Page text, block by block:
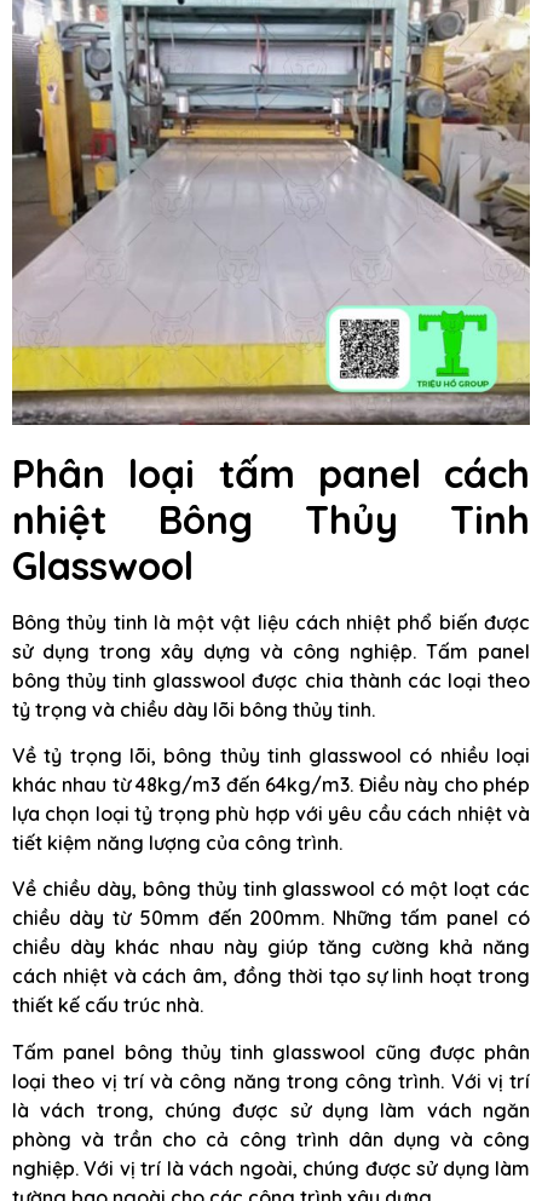
Phân loại tấm panel cách
nhiệt Bông Thủy Tinh
Glasswool
Bông thủy tinh là một vật liệu cách nhiệt phổ biến được
sử dụng trong xây dựng và công nghiệp. Tấm panel
bông thủy tinh glasswool được chia thành các loại theo
tỷ trọng và chiều dày lõi bông thủy tinh.
Về tỷ trọng lõi, bông thủy tinh glasswool có nhiều loại
khác nhau từ 48kg/m3 đến 64kg/m3. Điều này cho phép
lựa chọn loại tỷ trọng phù hợp với yêu cầu cách nhiệt và
tiết kiệm năng lượng của công trình.
Về chiều dày, bông thủy tinh glasswool có một loạt các
chiều dày từ 50mm đến 200mm. Những tấm panel có
chiều dày khác nhau này giúp tăng cường khả năng
cách nhiệt và cách âm, đồng thời tạo sự linh hoạt trong
thiết kế cấu trúc nhà.
Tấm panel bông thủy tinh glasswool cũng được phân
loại theo vị trí và công năng trong công trình. Với vị trí
là vách trong, chúng được sử dụng làm vách ngăn
phòng và trần cho cả công trình dân dụng và công
nghiệp. Với vị trí là vách ngoài, chúng được sử dụng làm